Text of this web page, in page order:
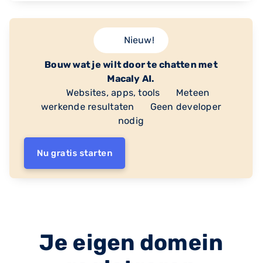
Nieuw!
Bouw wat je wilt door te chatten met
Macaly AI.
Websites, apps, tools
Meteen
werkende resultaten
Geen developer
nodig
Nu gratis starten
Je eigen domein